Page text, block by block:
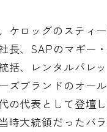
ケロッグのスティ
長、SAPのマギー
括、レンタルパレ
ズブランドのオー
の代表として登壇
時大統領だったバ